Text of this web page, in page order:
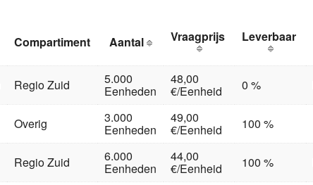
Compartiment Aantal Vraagprijs Leverbaar
Regio Zuid 5.000
Eenheden
48,00
€/Eenheid 0 %
Overig 3.000
Eenheden
49,00
€/Eenheid 100 %
Regio Zuid 6.000
Eenheden
44,00
€/Eenheid 100 %